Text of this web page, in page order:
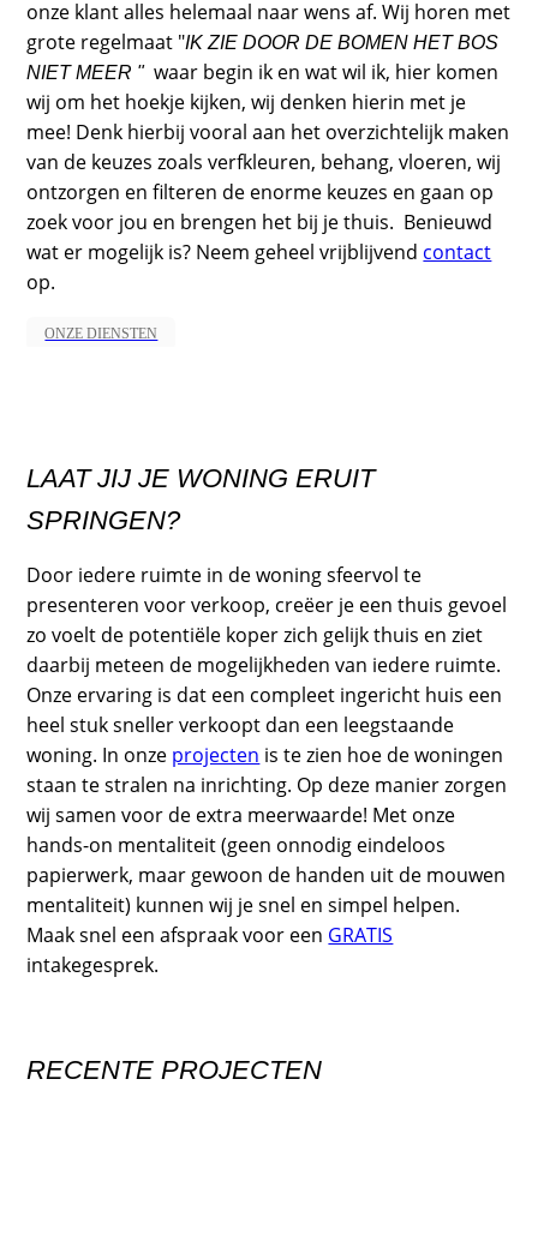
onze klant alles helemaal naar wens af. Wij horen met
grote regelmaat "IK ZIE DOOR DE BOMEN HET BOS
NIET MEER " waar begin ik en wat wil ik, hier komen
wij om het hoekje kijken, wij denken hierin met je
mee! Denk hierbij vooral aan het overzichtelijk maken
van de keuzes zoals verfkleuren, behang, vloeren, wij
ontzorgen en filteren de enorme keuzes en gaan op
zoek voor jou en brengen het bij je thuis. Benieuwd
wat er mogelijk is? Neem geheel vrijblijvend contact
op.
ONZE DIENSTEN
LAAT JIJ JE WONING ERUIT
SPRINGEN?
Door iedere ruimte in de woning sfeervol te
presenteren voor verkoop, creëer je een thuis gevoel
zo voelt de potentiële koper zich gelijk thuis en ziet
daarbij meteen de mogelijkheden van iedere ruimte.
Onze ervaring is dat een compleet ingericht huis een
heel stuk sneller verkoopt dan een leegstaande
woning. In onze projecten is te zien hoe de woningen
staan te stralen na inrichting. Op deze manier zorgen
wij samen voor de extra meerwaarde! Met onze
hands-on mentaliteit (geen onnodig eindeloos
papierwerk, maar gewoon de handen uit de mouwen
mentaliteit) kunnen wij je snel en simpel helpen.
Maak snel een afspraak voor een GRATIS
intakegesprek.
RECENTE PROJECTEN